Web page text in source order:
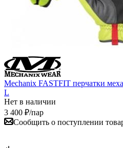
Mechanix FASTFIT перчатки
L
Нет в наличии
3 400 ₽/пар
Сообщить о поступлении